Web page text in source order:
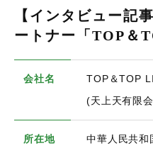
【インタビュー記
ートナー「TOP＆
会社名
TOP＆TOP
(天上天有限
所在地 中華人民共和